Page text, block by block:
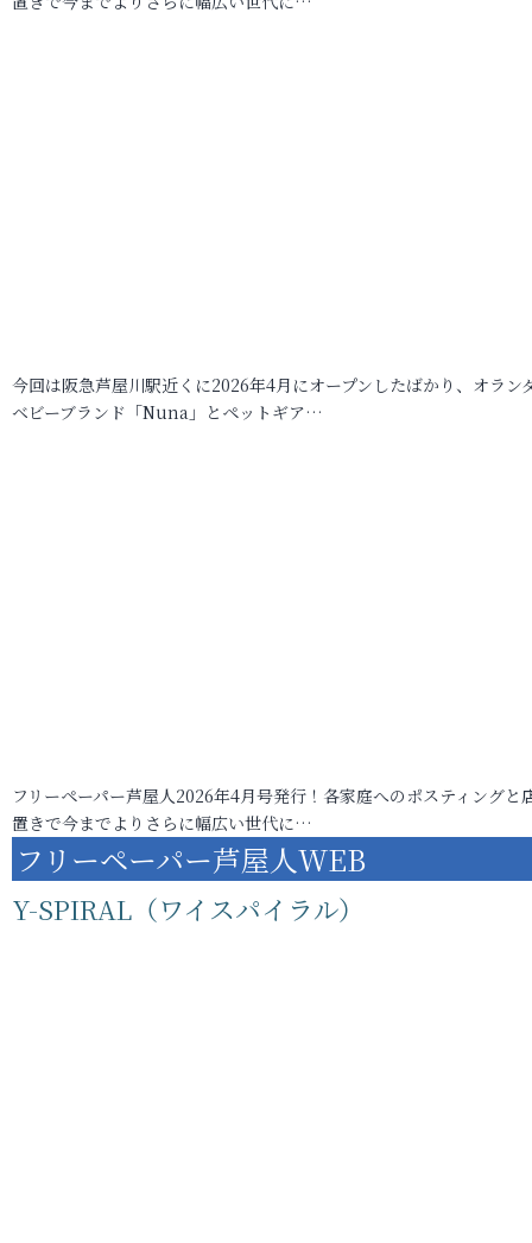
今回は阪急芦屋川駅近くに2026年4月にオープンしたばかり、オラン
ベビーブランド「Nuna」とペットギア…
フリーペーパー芦屋人2026年4月号発行！各家庭へのポスティングと
置きで今までよりさらに幅広い世代に…
フリーペーパー芦屋人WEB
Y-SPIRAL（ワイスパイラル）